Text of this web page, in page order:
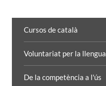
Cursos de català
Voluntariat per la llengua
De la competència a l'ús